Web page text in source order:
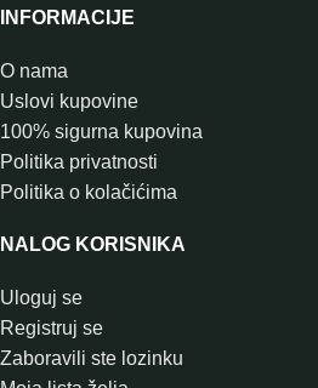
INFORMACIJE
O nama
Uslovi kupovine
100% sigurna kupovina
Politika privatnosti
Politika o kolačićima
NALOG KORISNIKA
Uloguj se
Registruj se
Zaboravili ste lozinku